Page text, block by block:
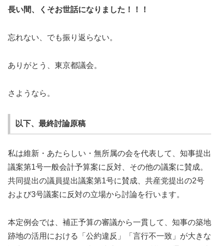
長い間、くそお世話になりました！！！
忘れない、でも振り返らない。
ありがとう、東京都議会。
さようなら。
以下、最終討論原稿
私は維新・あたらしい・無所属の会を代表して、知事提出
議案第1号一般会計予算案に反対、その他の議案に賛成。
共同提出の議員提出議案第1号に賛成、共産党提出の2号
および3号議案に反対の立場から討論を行います。
本定例会では、補正予算の審議から一貫して、知事の築地
跡地の活用における「公約違反」「言行不一致」が大きな